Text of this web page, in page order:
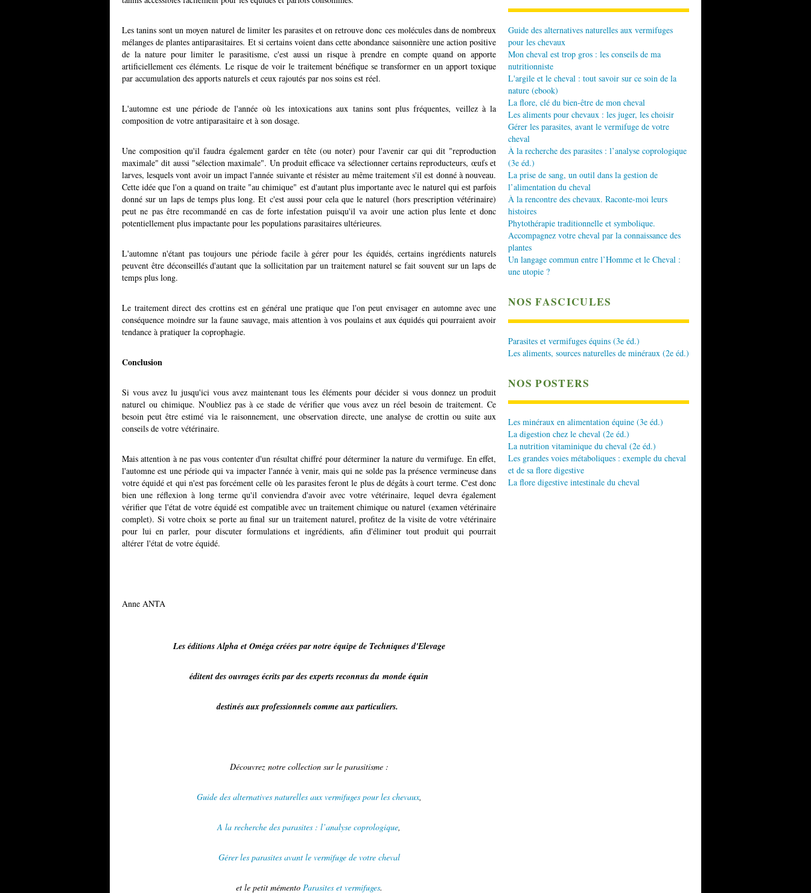
Les tanins sont un moyen naturel de limiter les parasites et on retrouve donc ces molécules dans de nombreux
mélanges de plantes antiparasitaires. Et si certains voient dans cette abondance saisonnière une action positive
de la nature pour limiter le parasitisme, c'est aussi un risque à prendre en compte quand on apporte
artificiellement ces éléments. Le risque de voir le traitement bénéfique se transformer en un apport toxique
par accumulation des apports naturels et ceux rajoutés par nos soins est réel.
L'automne est une période de l'année où les intoxications aux tanins sont plus fréquentes, veillez à la
composition de votre antiparasitaire et à son dosage.
Une composition qu'il faudra également garder en tête (ou noter) pour l'avenir car qui dit "reproduction
maximale" dit aussi "sélection maximale". Un produit efficace va sélectionner certains reproducteurs, œufs et
larves, lesquels vont avoir un impact l'année suivante et résister au même traitement s'il est donné à nouveau.
Cette idée que l'on a quand on traite "au chimique" est d'autant plus importante avec le naturel qui est parfois
donné sur un laps de temps plus long. Et c'est aussi pour cela que le naturel (hors prescription vétérinaire)
peut ne pas être recommandé en cas de forte infestation puisqu'il va avoir une action plus lente et donc
potentiellement plus impactante pour les populations parasitaires ultérieures.
L'automne n'étant pas toujours une période facile à gérer pour les équidés, certains ingrédients naturels
peuvent être déconseillés d'autant que la sollicitation par un traitement naturel se fait souvent sur un laps de
temps plus long.
Le traitement direct des crottins est en général une pratique que l'on peut envisager en automne avec une
conséquence moindre sur la faune sauvage, mais attention à vos poulains et aux équidés qui pourraient avoir
tendance à pratiquer la coprophagie.
Conclusion
Si vous avez lu jusqu'ici vous avez maintenant tous les éléments pour décider si vous donnez un produit
naturel ou chimique. N'oubliez pas à ce stade de vérifier que vous avez un réel besoin de traitement. Ce
besoin peut être estimé via le raisonnement, une observation directe, une analyse de crottin ou suite aux
conseils de votre vétérinaire.
Mais attention à ne pas vous contenter d'un résultat chiffré pour déterminer la nature du vermifuge. En effet,
l'automne est une période qui va impacter l'année à venir, mais qui ne solde pas la présence vermineuse dans
votre équidé et qui n'est pas forcément celle où les parasites feront le plus de dégâts à court terme. C'est donc
bien une réflexion à long terme qu'il conviendra d'avoir avec votre vétérinaire, lequel devra également
vérifier que l'état de votre équidé est compatible avec un traitement chimique ou naturel (examen vétérinaire
complet). Si votre choix se porte au final sur un traitement naturel, profitez de la visite de votre vétérinaire
pour lui en parler, pour discuter formulations et ingrédients, afin d'éliminer tout produit qui pourrait
altérer l'état de votre équidé.
Anne ANTA
Les éditions Alpha et Oméga créées par notre équipe de Techniques d'Elevage
éditent des ouvrages écrits par des experts reconnus du monde équin
destinés aux professionnels comme aux particuliers.
Découvrez notre collection sur le parasitisme :
Guide des alternatives naturelles aux vermifuges pour les chevaux,
A la recherche des parasites : l’analyse coprologique,
Gérer les parasites avant le vermifuge de votre cheval
et le petit mémento Parasites et vermifuges.
Guide des alternatives naturelles aux vermifuges
pour les chevaux
Mon cheval est trop gros : les conseils de ma
nutritionniste
L'argile et le cheval : tout savoir sur ce soin de la
nature (ebook)
La flore, clé du bien-être de mon cheval
Les aliments pour chevaux : les juger, les choisir
Gérer les parasites, avant le vermifuge de votre
cheval
À la recherche des parasites : l’analyse coprologique
(3e éd.)
La prise de sang, un outil dans la gestion de
l’alimentation du cheval
À la rencontre des chevaux. Raconte-moi leurs
histoires
Phytothérapie traditionnelle et symbolique.
Accompagnez votre cheval par la connaissance des
plantes
Un langage commun entre l’Homme et le Cheval :
une utopie ?
NOS FASCICULES
Parasites et vermifuges équins (3e éd.)
Les aliments, sources naturelles de minéraux (2e éd.)
NOS POSTERS
Les minéraux en alimentation équine (3e éd.)
La digestion chez le cheval (2e éd.)
La nutrition vitaminique du cheval (2e éd.)
Les grandes voies métaboliques : exemple du cheval
et de sa flore digestive
La flore digestive intestinale du cheval